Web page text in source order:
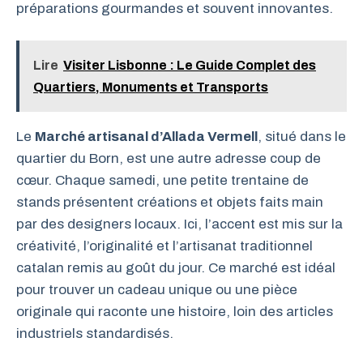
préparations gourmandes et souvent innovantes.
Lire Visiter Lisbonne : Le Guide Complet des
Quartiers, Monuments et Transports
Le Marché artisanal d’Allada Vermell, situé dans le
quartier du Born, est une autre adresse coup de
cœur. Chaque samedi, une petite trentaine de
stands présentent créations et objets faits main
par des designers locaux. Ici, l’accent est mis sur la
créativité, l’originalité et l’artisanat traditionnel
catalan remis au goût du jour. Ce marché est idéal
pour trouver un cadeau unique ou une pièce
originale qui raconte une histoire, loin des articles
industriels standardisés.